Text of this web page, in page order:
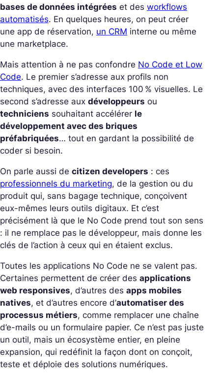
bases de données intégrées et des workflows
automatisés. En quelques heures, on peut créer
une app de réservation, un CRM interne ou même
une marketplace.
Mais attention à ne pas confondre No Code et Low
Code. Le premier s’adresse aux profils non
techniques, avec des interfaces 100 % visuelles. Le
second s’adresse aux développeurs ou
techniciens souhaitant accélérer le
développement avec des briques
préfabriquées… tout en gardant la possibilité de
coder si besoin.
On parle aussi de citizen developers : ces
professionnels du marketing, de la gestion ou du
produit qui, sans bagage technique, conçoivent
eux-mêmes leurs outils digitaux. Et c’est
précisément là que le No Code prend tout son sens
: il ne remplace pas le développeur, mais donne les
clés de l’action à ceux qui en étaient exclus.
Toutes les applications No Code ne se valent pas.
Certaines permettent de créer des applications
web responsives, d’autres des apps mobiles
natives, et d’autres encore d’automatiser des
processus métiers, comme remplacer une chaîne
d’e-mails ou un formulaire papier. Ce n’est pas juste
un outil, mais un écosystème entier, en pleine
expansion, qui redéfinit la façon dont on conçoit,
teste et déploie des solutions numériques.